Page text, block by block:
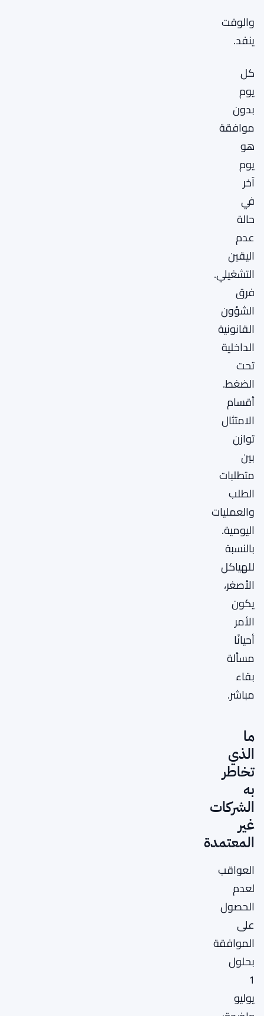
والوقت
ينفد.
كل
يوم
بدون
موافقة
هو
يوم
آخر
في
حالة
عدم
اليقين
التشغيلي.
فرق
الشؤون
القانونية
الداخلية
تحت
الضغط.
أقسام
الامتثال
توازن
بين
متطلبات
الطلب
والعمليات
اليومية.
بالنسبة
للهياكل
الأصغر،
يكون
الأمر
أحيانًا
مسألة
بقاء
مباشر.
ما
الذي
تخاطر
به
الشركات
غير
المعتمدة
العواقب
لعدم
الحصول
على
الموافقة
بحلول
1
يوليو